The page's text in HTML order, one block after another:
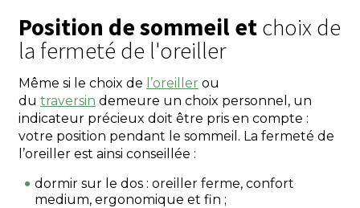
Position de sommeil etchoix de
la fermeté de l'oreiller
Même si le choix de l’oreiller ou
du traversin demeure un choix personnel, un
indicateur précieux doit être pris en compte :
votre position pendant le sommeil. La fermeté de
l’oreiller est ainsi conseillée :
dormir sur le dos : oreiller ferme, confort
medium, ergonomique et fin ;